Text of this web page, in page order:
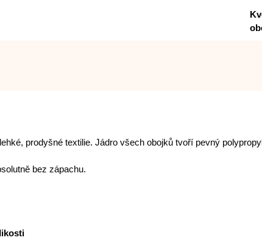
prodyšné textilie. Jádro všech obojků tvoří pevný
bez zápachu.